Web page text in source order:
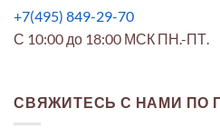
+7(495) 849-29-70
С 10:00 до 18:00 МСК ПН.-ПТ.
СВЯЖИТЕСЬ С НАМИ ПО